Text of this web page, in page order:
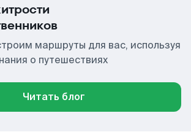
маршруты для вас, используя
о путешествиях
Читать блог